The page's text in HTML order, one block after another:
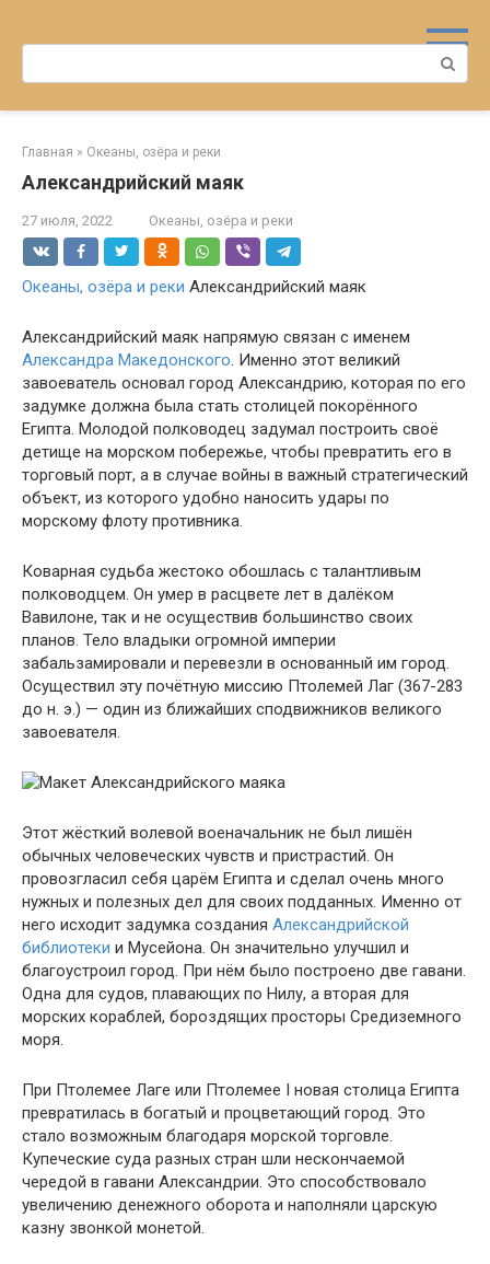
Поиск:
Главная » Океаны, озёра и реки
Александрийский маяк
27 июля, 2022 Океаны, озёра и реки
Океаны, озёра и реки Александрийский маяк
Александрийский маяк напрямую связан с именем
Александра Македонского. Именно этот великий
завоеватель основал город Александрию, которая по его
задумке должна была стать столицей покорённого
Египта. Молодой полководец задумал построить своё
детище на морском побережье, чтобы превратить его в
торговый порт, а в случае войны в важный стратегический
объект, из которого удобно наносить удары по
морскому флоту противника.
Коварная судьба жестоко обошлась с талантливым
полководцем. Он умер в расцвете лет в далёком
Вавилоне, так и не осуществив большинство своих
планов. Тело владыки огромной империи
забальзамировали и перевезли в основанный им город.
Осуществил эту почётную миссию Птолемей Лаг (367-283
до н. э.) — один из ближайших сподвижников великого
завоевателя.
Этот жёсткий волевой военачальник не был лишён
обычных человеческих чувств и пристрастий. Он
провозгласил себя царём Египта и сделал очень много
нужных и полезных дел для своих подданных. Именно от
него исходит задумка создания Александрийской
библиотеки и Мусейона. Он значительно улучшил и
благоустроил город. При нём было построено две гавани.
Одна для судов, плавающих по Нилу, а вторая для
морских кораблей, бороздящих просторы Средиземного
моря.
При Птолемее Лаге или Птолемее I новая столица Египта
превратилась в богатый и процветающий город. Это
стало возможным благодаря морской торговле.
Купеческие суда разных стран шли нескончаемой
чередой в гавани Александрии. Это способствовало
увеличению денежного оборота и наполняли царскую
казну звонкой монетой.